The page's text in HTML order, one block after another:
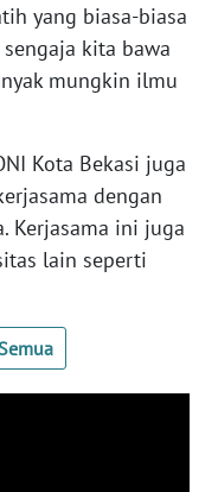
yang biasa-biasa
kita bawa
mungkin ilmu
Kota Bekasi juga
dengan
Kerjasama ini juga
lain seperti